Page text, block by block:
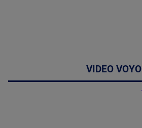
VIDEO VOYO